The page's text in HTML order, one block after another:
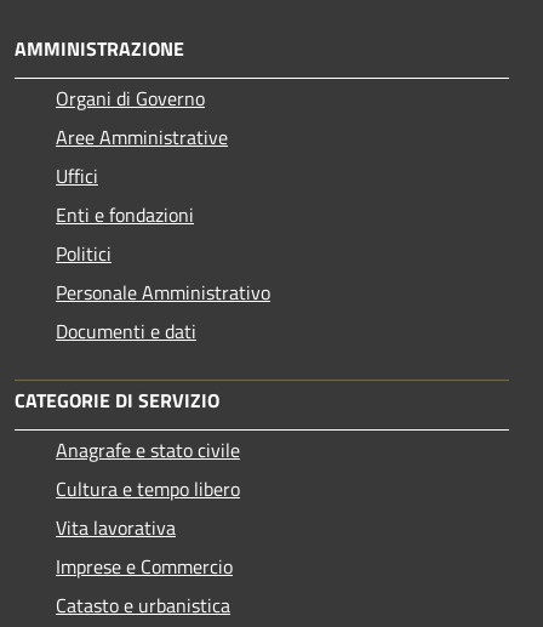
AMMINISTRAZIONE
Organi di Governo
Aree Amministrative
Uffici
Enti e fondazioni
Politici
Personale Amministrativo
Documenti e dati
CATEGORIE DI SERVIZIO
Anagrafe e stato civile
Cultura e tempo libero
Vita lavorativa
Imprese e Commercio
Catasto e urbanistica